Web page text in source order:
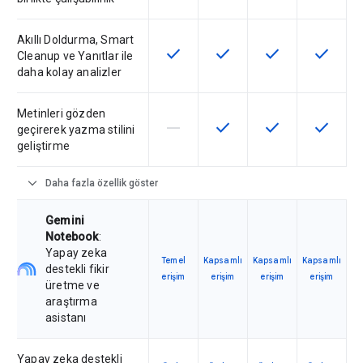
Akıllı Doldurma, Smart
Cleanup ve Yanıtlar ile
daha kolay analizler
Bu özellik SKU'da kullanılabilir
check Bu özellik SKU'da
check Bu özellik
check Bu
check
Metinleri gözden
geçirerek yazma stilini
geliştirme
Bu özellik söz konusu SKU
horizontal_rule Bu özellik SKU'da
check Bu özellik
check Bu
check
expand_more Daha fazla özellik göster
Gemini
Notebook:
Yapay zeka
destekli fikir
üretme ve
araştırma
asistanı
Temel
erişim
Kapsamlı
erişim
Kapsamlı
erişim
Kapsamlı
erişim
Yapay zeka destekli